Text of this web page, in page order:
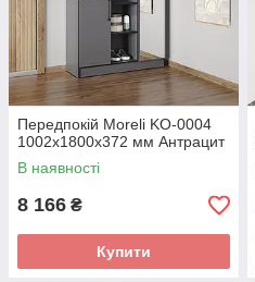
Передпокій Moreli KO-0004
1002x1800x372 мм Антрацит
В наявності
8 166 ₴
Купити